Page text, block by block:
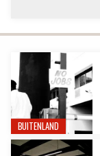
BUITENLAND